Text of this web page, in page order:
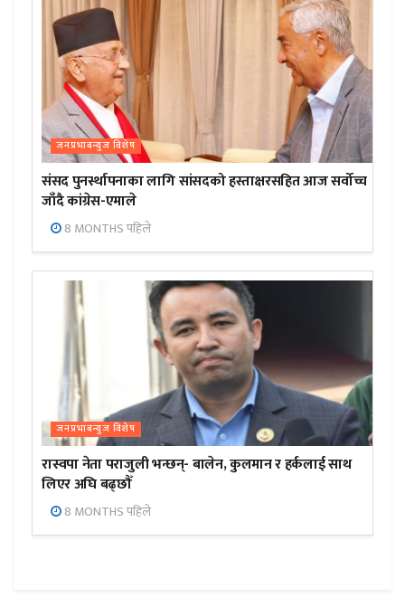
जनप्रभाबन्युज विशेष
संसद पुनर्स्थापनाका लागि सांसदको हस्ताक्षरसहित आज सर्वोच्च
जाँदै कांग्रेस-एमाले
8 MONTHS पहिले
जनप्रभाबन्युज विशेष
रास्वपा नेता पराजुली भन्छन्- बालेन, कुलमान र हर्कलाई साथ
लिएर अघि बढ्छौँ
8 MONTHS पहिले